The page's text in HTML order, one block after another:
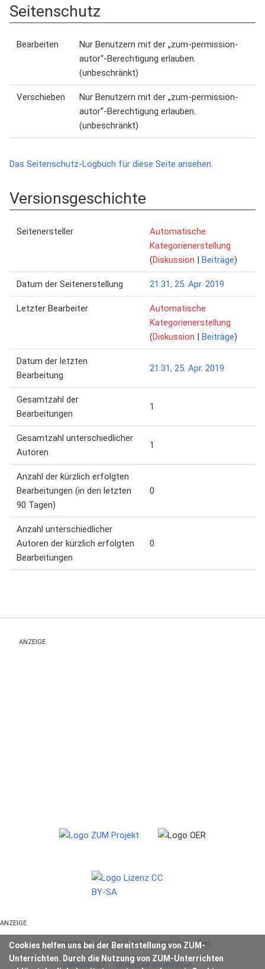
Seitenschutz
Bearbeiten
Nur Benutzern mit der „zum-permission-
autor“-Berechtigung erlauben.
(unbeschränkt)
Verschieben
Nur Benutzern mit der „zum-permission-
autor“-Berechtigung erlauben.
(unbeschränkt)
Das Seitenschutz-Logbuch für diese Seite ansehen.
Versionsgeschichte
Seitenersteller
Automatische
Kategorienerstellung
(Diskussion | Beiträge)
Datum der Seitenerstellung 21:31, 25. Apr. 2019
Letzter Bearbeiter
Automatische
Kategorienerstellung
(Diskussion | Beiträge)
Datum der letzten
Bearbeitung
21:31, 25. Apr. 2019
Gesamtzahl der
Bearbeitungen
1
Gesamtzahl unterschiedlicher
Autoren
1
Anzahl der kürzlich erfolgten
Bearbeitungen (in den letzten
90 Tagen)
0
Anzahl unterschiedlicher
Autoren der kürzlich erfolgten
Bearbeitungen
0
Cookies helfen uns bei der Bereitstellung von ZUM-
Unterrichten. Durch die Nutzung von ZUM-Unterrichten
ANZEIGE
ANZEIGE
Diese Seite wurde bisher 1.257-mal abgerufen.
Datenschutz Über ZUM-Unterrichten